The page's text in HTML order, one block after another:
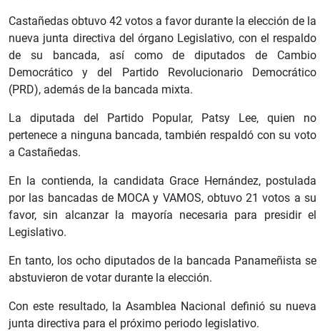
Castañedas obtuvo 42 votos a favor durante la elección de la
nueva junta directiva del órgano Legislativo, con el respaldo
de su bancada, así como de diputados de Cambio
Democrático y del Partido Revolucionario Democrático
(PRD), además de la bancada mixta.
La diputada del Partido Popular, Patsy Lee, quien no
pertenece a ninguna bancada, también respaldó con su voto
a Castañedas.
En la contienda, la candidata Grace Hernández, postulada
por las bancadas de MOCA y VAMOS, obtuvo 21 votos a su
favor, sin alcanzar la mayoría necesaria para presidir el
Legislativo.
En tanto, los ocho diputados de la bancada Panameñista se
abstuvieron de votar durante la elección.
Con este resultado, la Asamblea Nacional definió su nueva
junta directiva para el próximo periodo legislativo.